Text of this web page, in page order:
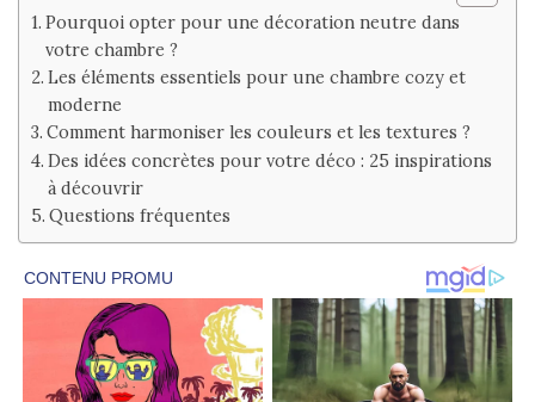
Pourquoi opter pour une décoration neutre dans
votre chambre ?
Les éléments essentiels pour une chambre cozy et
moderne
Comment harmoniser les couleurs et les textures ?
Des idées concrètes pour votre déco : 25 inspirations
à découvrir
Questions fréquentes